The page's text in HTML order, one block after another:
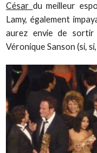
César du meilleur
Lamy, également
aurez envie de
Véronique Sanson (si,